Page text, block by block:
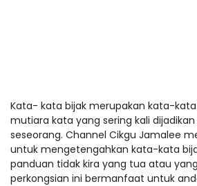
Kata- kata bijak merupakan kata-
mutiara kata yang sering kali
seseorang. Channel Cikgu Jamalee
untuk mengetengahkan kata-kata
panduan tidak kira yang tua atau
perkongsian ini bermanfaat untuk